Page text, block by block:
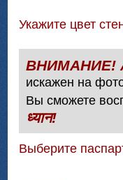
Укажите цвет
искажен на
Вы сможете
ध्यान!
Выберите